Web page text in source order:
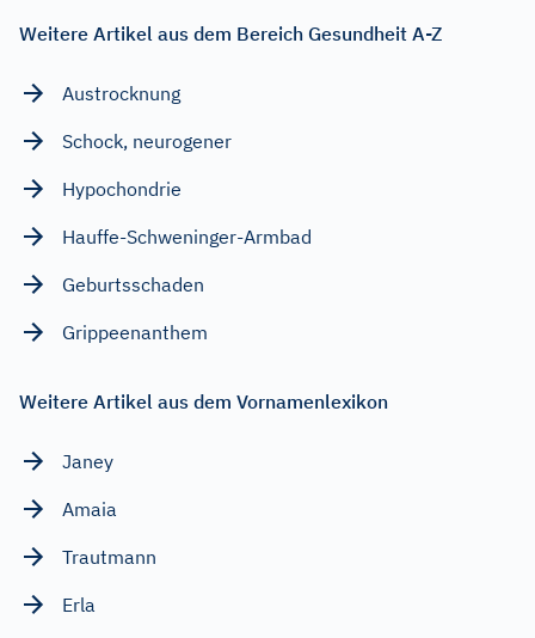
Weitere Artikel aus dem Bereich Gesundheit A-Z
Austrocknung
Schock, neurogener
Hypochondrie
Hauffe-Schweninger-Armbad
Geburtsschaden
Grippeenanthem
Weitere Artikel aus dem Vornamenlexikon
Janey
Amaia
Trautmann
Erla